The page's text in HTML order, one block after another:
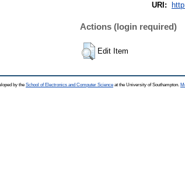
URI:
Actions (login required)
Edit Item
by the School of Electronics and Computer Science at the University of Southampton.